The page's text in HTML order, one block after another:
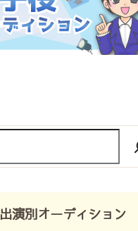
出演別オーディション